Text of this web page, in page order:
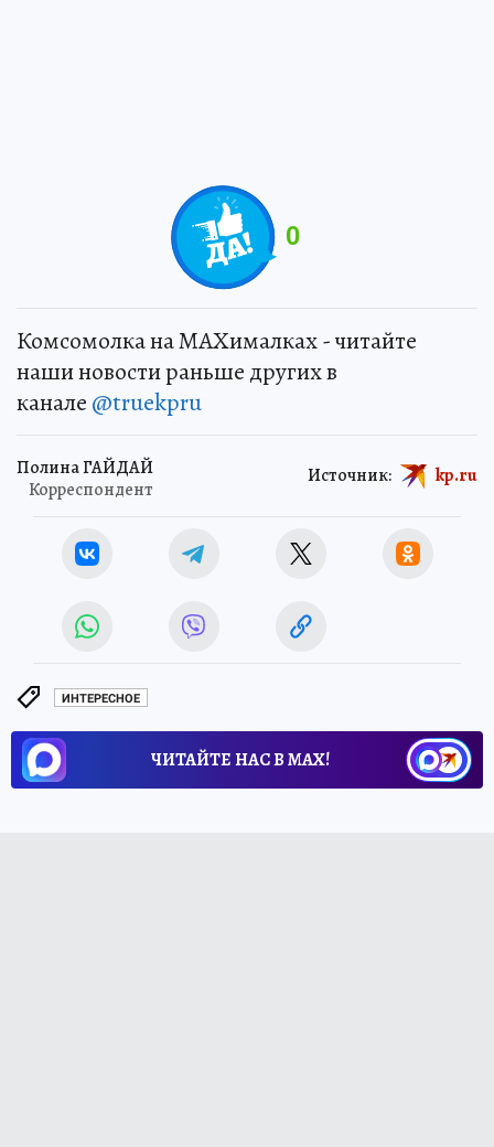
0
Комсомолка на MAXималках - читайте
наши новости раньше других в
канале @truekpru
Полина ГАЙДАЙ
Корреспондент
Источник: kp.ru
ИНТЕРЕСНОЕ
ЧИТАЙТЕ НАС В МАХ!